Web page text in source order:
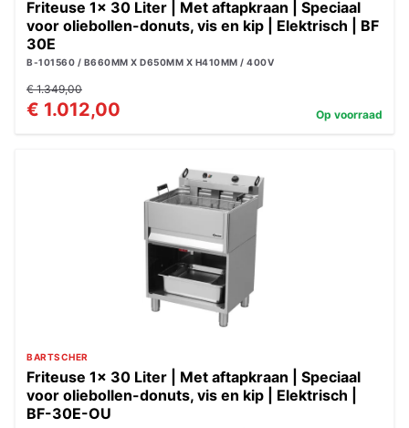
Friteuse 1x 30 Liter | Met aftapkraan | Speciaal
voor oliebollen-donuts, vis en kip | Elektrisch | BF
30E
B-101560 / B660MM X D650MM X H410MM / 400V
€ 1.349,00
€ 1.012,00 Op voorraad
BARTSCHER
Friteuse 1x 30 Liter | Met aftapkraan | Speciaal
voor oliebollen-donuts, vis en kip | Elektrisch |
BF-30E-OU